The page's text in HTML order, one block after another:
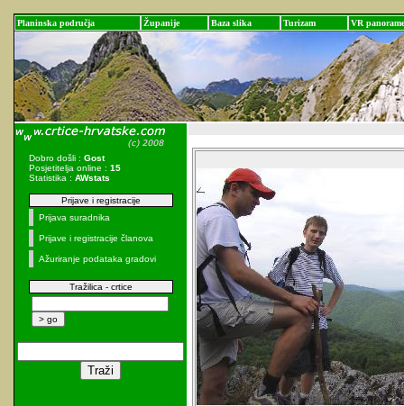
Planinska područja Županije Baza slika Turizam VR panorame
Dobro došli : Gost
Posjetitelja online : 15
Statistika : AWstats
Prijave i registracije
Prijava suradnika
Prijave i registracije članova
Ažuriranje podataka gradovi
Tražilica - crtice